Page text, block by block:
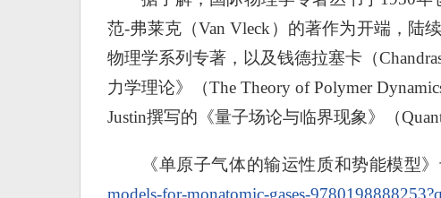
范-弗莱克（Van Vleck）的著作为开端，陆
物理学系列专著，以及钱德拉塞卡（
力学理论》（The Theory of Polymer
Justin撰写的《量子场论与临界现象》（
《单原子气体的输运性质和势能模型》
models-for-monatomic-gases-